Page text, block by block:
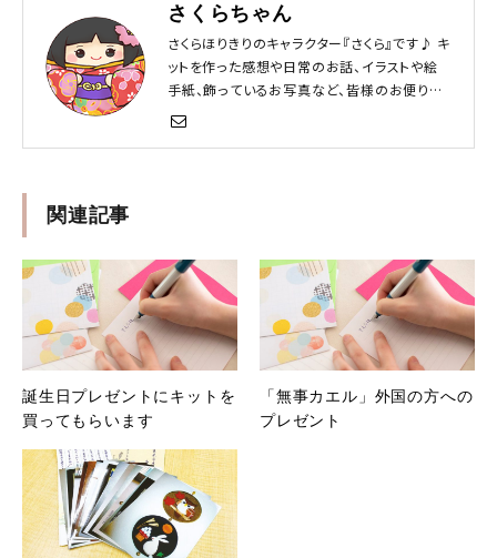
さくらちゃん
さくらほりきりのキャラクター『さくら』です♪ キ
ットを作った感想や日常のお話、イラストや絵
手紙、飾っているお写真など、皆様のお便りを
お待ちしています！
関連記事
誕生日プレゼントにキットを
買ってもらいます
「無事カエル」外国の方への
プレゼント